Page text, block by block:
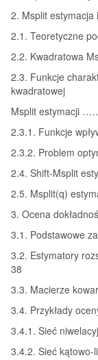
2. Msplit
2.1. Teoretyczne
2.2. Kwadratowa
2.3. Funkcje
kwadratowej
Msplit estymacji
2.3.1. Funkcje
2.3.2. Problem
2.4. Shift-Msplit
2.5. Msplit(q)
3. Ocena
3.1. Podstawowe
3.2. Estymatory
38
3.3. Macierze
3.4. Przykłady
3.4.1. Sieć
3.4.2. Sieć